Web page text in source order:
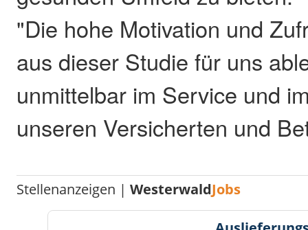
"Die hohe Motivation und
aus dieser Studie für uns
unmittelbar im Service und
unseren Versicherten und
Stellenanzeigen |WesterwaldJobs